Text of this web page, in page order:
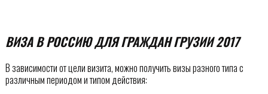
ВИЗА В РОССИЮ ДЛЯ ГРАЖДАН ГРУЗИИ 2017
В зависимости от цели визита, можно получить визы разного типа с
различным периодом и типом действия: